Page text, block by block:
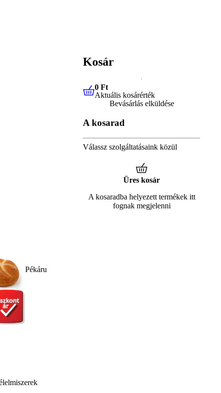
Pékáru
Kosár
0 FtAktuális kosárérték
0 Ft
Aktuális kosárérték
Bevásárlás elküldése
A kosarad
Válassz szolgáltatásaink közül
Üres kosár
A kosaradba helyezett termékek itt
fognak megjelenni